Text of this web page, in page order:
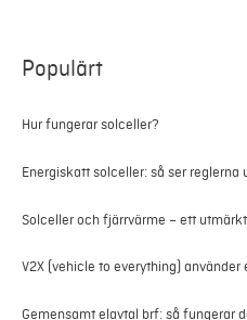
Populärt
Hur fungerar solceller?
Energiskatt solceller: så ser reglerna
Solceller och fjärrvärme – ett
V2X (vehicle to everything)
Gemensamt elavtal brf: så fungerar